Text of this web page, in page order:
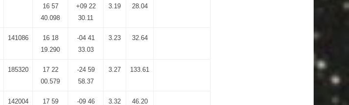
16 57
40.098
+09 22
30.11
3.19 28.04
141086
16 18
19.290
-04 41
33.03
3.23 32.64
185320
17 22
00.579
-24 59
58.37
3.27 133.61
142004
17 59
-09 46
3.32 46.20